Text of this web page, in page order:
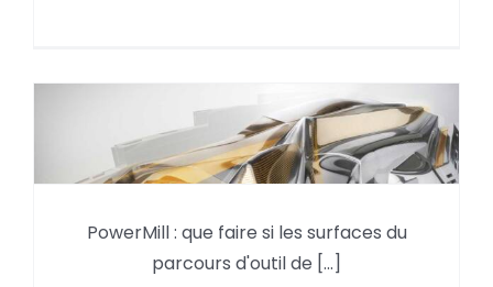
surfaces du parcours d’outil de
finition affichent des facettes
PowerMill : que faire si les surfaces du
parcours d'outil de [...]